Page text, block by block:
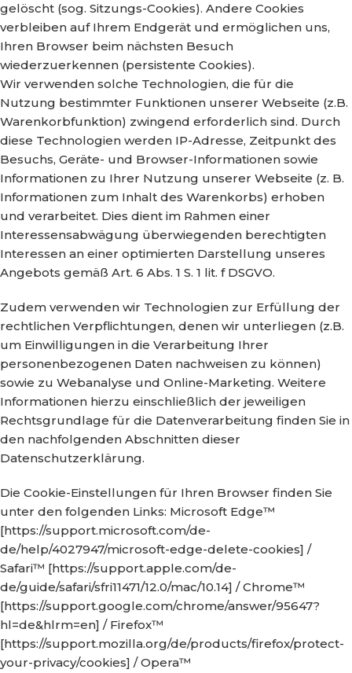
gelöscht (sog. Sitzungs-Cookies). Andere Cookies
verbleiben auf Ihrem Endgerät und ermöglichen uns,
Ihren Browser beim nächsten Besuch
wiederzuerkennen (persistente Cookies).
Wir verwenden solche Technologien, die für die
Nutzung bestimmter Funktionen unserer Webseite (z.B.
Warenkorbfunktion) zwingend erforderlich sind. Durch
diese Technologien werden IP-Adresse, Zeitpunkt des
Besuchs, Geräte- und Browser-Informationen sowie
Informationen zu Ihrer Nutzung unserer Webseite (z. B.
Informationen zum Inhalt des Warenkorbs) erhoben
und verarbeitet. Dies dient im Rahmen einer
Interessensabwägung überwiegenden berechtigten
Interessen an einer optimierten Darstellung unseres
Angebots gemäß Art. 6 Abs. 1 S. 1 lit. f DSGVO.
Zudem verwenden wir Technologien zur Erfüllung der
rechtlichen Verpflichtungen, denen wir unterliegen (z.B.
um Einwilligungen in die Verarbeitung Ihrer
personenbezogenen Daten nachweisen zu können)
sowie zu Webanalyse und Online-Marketing. Weitere
Informationen hierzu einschließlich der jeweiligen
Rechtsgrundlage für die Datenverarbeitung finden Sie in
den nachfolgenden Abschnitten dieser
Datenschutzerklärung.
Die Cookie-Einstellungen für Ihren Browser finden Sie
unter den folgenden Links: Microsoft Edge™
[https://support.microsoft.com/de-
de/help/4027947/microsoft-edge-delete-cookies] /
Safari™ [https://support.apple.com/de-
de/guide/safari/sfri11471/12.0/mac/10.14] / Chrome™
[https://support.google.com/chrome/answer/95647?
hl=de&hlrm=en] / Firefox™
[https://support.mozilla.org/de/products/firefox/protect-
your-privacy/cookies] / Opera™